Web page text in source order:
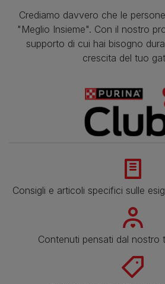
Crediamo davvero che le
"Meglio Insieme". Con il nostro
supporto di cui hai bisogno
crescita del tuo
Consigli e articoli specifici sulle
Contenuti pensati dal nostro